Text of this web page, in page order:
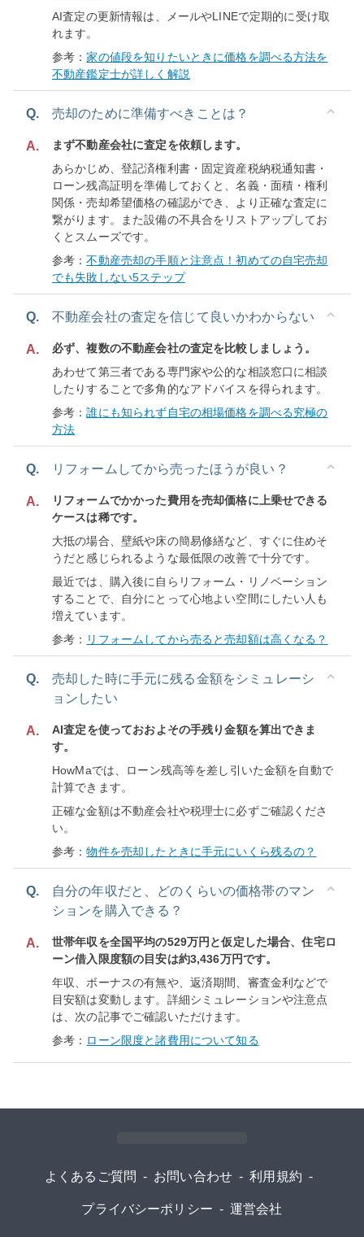
AI査定の更新情報は、メールやLINEで定期的に受け取
れます。
参考：家の値段を知りたいときに価格を調べる方法を
不動産鑑定士が詳しく解説
Q. 売却のために準備すべきことは？
A.
まず不動産会社に査定を依頼します。
あらかじめ、登記済権利書・固定資産税納税通知書・
ローン残高証明を準備しておくと、名義・面積・権利
関係・売却希望価格の確認ができ、より正確な査定に
繋がります。また設備の不具合をリストアップしてお
くとスムーズです。
参考：不動産売却の手順と注意点！初めての自宅売却
でも失敗しない5ステップ
Q. 不動産会社の査定を信じて良いかわからない
A.
必ず、複数の不動産会社の査定を比較しましょう。
あわせて第三者である専門家や公的な相談窓口に相談
したりすることで多角的なアドバイスを得られます。
参考：誰にも知られず自宅の相場価格を調べる究極の
方法
Q. リフォームしてから売ったほうが良い？
A.
リフォームでかかった費用を売却価格に上乗せできる
ケースは稀です。
大抵の場合、壁紙や床の簡易修繕など、すぐに住めそ
うだと感じられるような最低限の改善で十分です。
最近では、購入後に自らリフォーム・リノベーション
することで、自分にとって心地よい空間にしたい人も
増えています。
参考： リフォームしてから売ると売却額は高くなる？
Q.
売却した時に手元に残る金額をシミュレーシ
ョンしたい
A.
AI査定を使っておおよその手残り金額を算出できま
す。
HowMaでは、ローン残高等を差し引いた金額を自動で
計算できます。
正確な金額は不動産会社や税理士に必ずご確認くださ
い。
参考：物件を売却したときに手元にいくら残るの？
Q.
自分の年収だと、どのくらいの価格帯のマン
ションを購入できる？
A.
世帯年収を全国平均の529万円と仮定した場合、住宅ロ
ーン借入限度額の目安は約3,436万円です。
年収、ボーナスの有無や、返済期間、審査金利などで
目安額は変動します。詳細シミュレーションや注意点
は、次の記事でご確認いただけます。
参考： ローン限度と諸費用について知る
よくあるご質問 - お問い合わせ - 利用規約 -
プライバシーポリシー - 運営会社